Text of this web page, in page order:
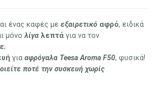
€.
τιμή
είναι:
76.90 €.
ένας καφές μεεξαιρετικό αφρό, ειδικά
μόνολίγα λεπτά για να τον
;
γιααφρόγαλα Teesa Aroma F50, φυσικά!
ποτέ την συσκευή χωρίς